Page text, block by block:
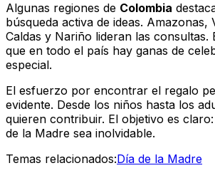
Algunas regiones de Colombia
búsqueda activa de ideas. Amazonas,
Caldas y Nariño lideran las consultas.
que en todo el país hay ganas de
especial.
El esfuerzo por encontrar el regalo
evidente. Desde los niños hasta los
quieren contribuir. El objetivo es claro:
de la Madre sea inolvidable.
Temas relacionados:Día de la Madre